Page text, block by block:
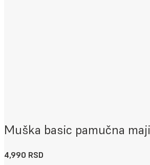
Muška basic pamučna
4,990 RSD